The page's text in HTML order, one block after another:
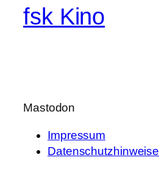
fsk Kino
Mastodon
Impressum
Datenschutzhinweise